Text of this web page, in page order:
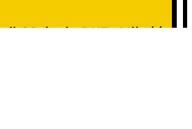
30-lecia DKF „Miłość